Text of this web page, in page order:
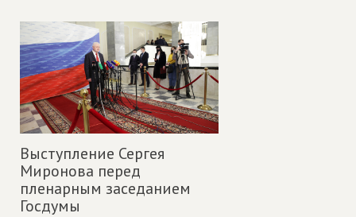
Выступление Сергея
Миронова перед
пленарным заседанием
Госдумы